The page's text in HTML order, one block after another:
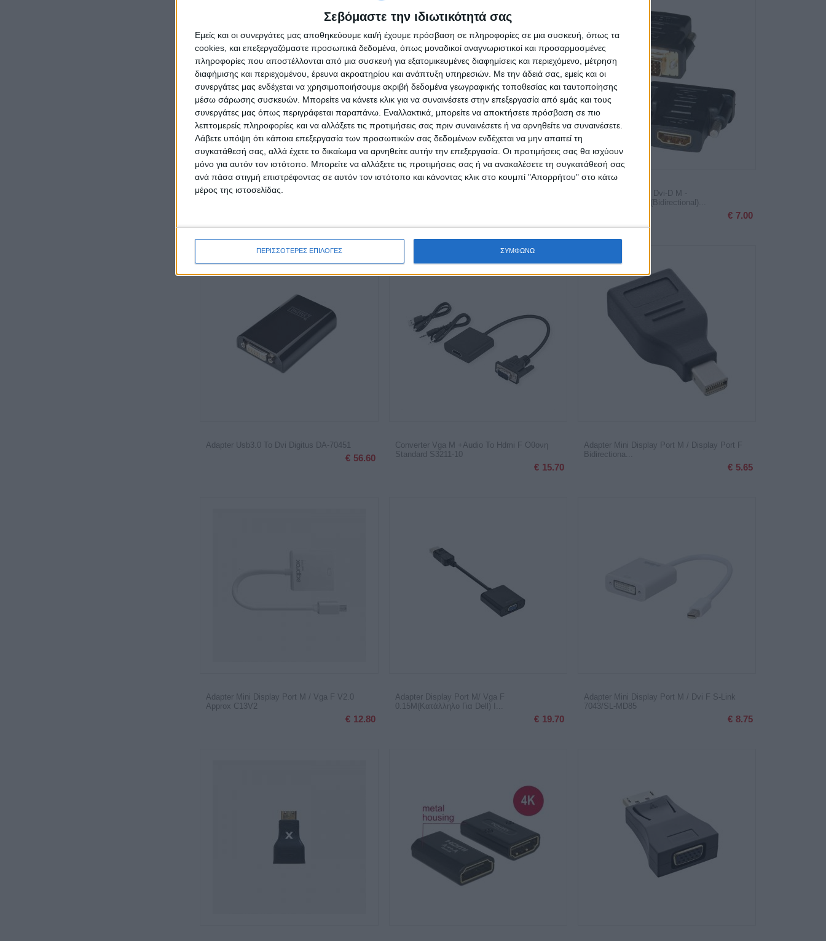
Σεβόμαστε την ιδιωτικότητά σας
Εμείς και οι συνεργάτες μας αποθηκεύουμε και/ή έχουμε πρόσβαση σε πληροφορίες σε μια συσκευή, όπως τα
cookies, και επεξεργαζόμαστε προσωπικά δεδομένα, όπως μοναδικοί αναγνωριστικοί και προσαρμοσμένες
πληροφορίες που αποστέλλονται από μια συσκευή για εξατομικευμένες διαφημίσεις και περιεχόμενο, μέτρηση
διαφήμισης και περιεχομένου, έρευνα ακροατηρίου και ανάπτυξη υπηρεσιών. Με την άδειά σας, εμείς και οι
συνεργάτες μας ενδέχεται να χρησιμοποιήσουμε ακριβή δεδομένα γεωγραφικής τοποθεσίας και ταυτοποίησης
μέσω σάρωσης συσκευών. Μπορείτε να κάνετε κλικ για να συναινέσετε στην επεξεργασία από εμάς και τους
συνεργάτες μας όπως περιγράφεται παραπάνω. Εναλλακτικά, μπορείτε να αποκτήσετε πρόσβαση σε πιο
λεπτομερείς πληροφορίες και να αλλάξετε τις προτιμήσεις σας πριν συναινέσετε ή να αρνηθείτε να συναινέσετε.
Λάβετε υπόψη ότι κάποια επεξεργασία των προσωπικών σας δεδομένων ενδέχεται να μην απαιτεί τη
συγκατάθεσή σας, αλλά έχετε το δικαίωμα να αρνηθείτε αυτήν την επεξεργασία. Οι προτιμήσεις σας θα ισχύουν
μόνο για αυτόν τον ιστότοπο. Μπορείτε να αλλάξετε τις προτιμήσεις σας ή να ανακαλέσετε τη συγκατάθεσή σας
ανά πάσα στιγμή επιστρέφοντας σε αυτόν τον ιστότοπο και κάνοντας κλικ στο κουμπί "Απορρήτου" στο κάτω
μέρος της ιστοσελίδας.
ΠΕΡΙΣΣΟΤΕΡΕΣ ΕΠΙΛΟΓΕΣ ΣΥΜΦΩΝΩ
Adapter Dvi M Σε Vga F (Analog_ S-Link
Adapter Hdmi F Σε Dvi-D M -
1920X1200@60Hz(Bidirectional)...
€ 7.00
Adapter Usb3.0 To Dvi Digitus DA-70451
€ 56.60
Converter Vga M +Audio To Hdmi F Οθονη
Standard S3211-10
€ 15.70
Adapter Mini Display Port M / Display Port F
Bidirectiona...
€ 5.65
Adapter Mini Display Port M / Vga F V2.0
Approx C13V2
€ 12.80
Adapter Display Port M/ Vga F
0.15M(Κατάλληλο Για Dell) I...
€ 19.70
Adapter Mini Display Port M / Dvi F S-Link
7043/SL-MD85
€ 8.75